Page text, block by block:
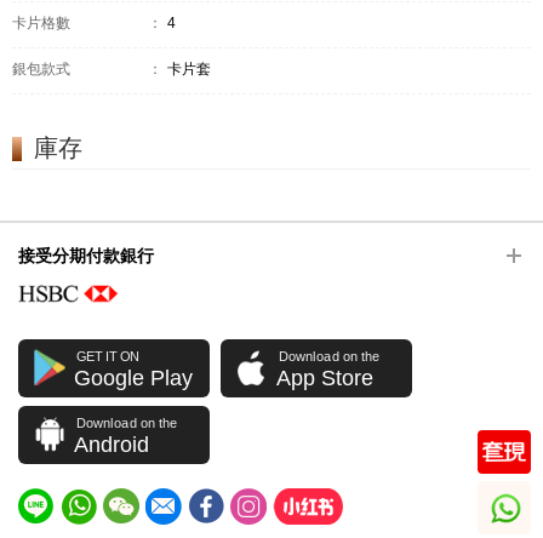
卡片格數 ： 4
銀包款式 ： 卡片套
庫存
接受分期付款銀行
GET IT ON
Google Play
Download on the
App Store
Download on the
Android